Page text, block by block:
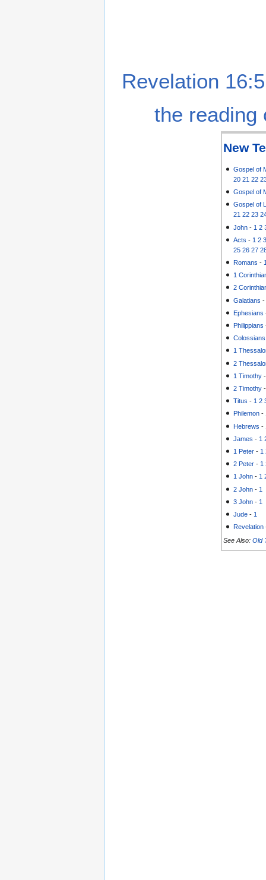
Revelation
the reading
New
Gospel of
20 21 22
Gospel of
Gospel of
21 22 23
John - 1 2
Acts - 1 2
25 26 27
Romans -
1
2
Galatians
Ephesians
Philippians
Colossians
1
2
1 Timothy
2 Timothy
Titus - 1 2
Philemon -
Hebrews -
James - 1
1 Peter - 1
2 Peter - 1
1 John - 1
2 John - 1
3 John - 1
Jude - 1
Revelation
See Also: Old